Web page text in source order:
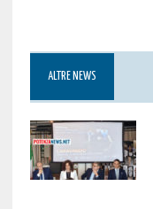
ALTRE NEWS